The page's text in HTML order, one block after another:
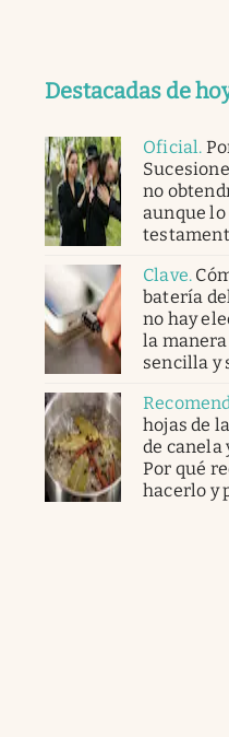
Destacadas de
Oficial.
no
aunque
Clave.
batería
no hay
la
sencilla y
hojas de
de canela
Por qué
hacerlo y